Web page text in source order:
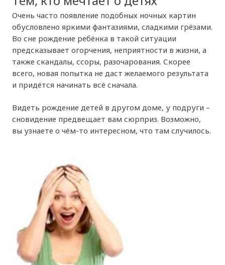
Очень часто появление подобных ночных картин
обусловлено яркими фантазиями, сладкими грёзами.
Во сне рождение ребёнка в такой ситуации
предсказывает огорчения, неприятности в жизни, а
также скандалы, ссоры, разочарования. Скорее
всего, новая попытка не даст желаемого результата
и придётся начинать всё сначала.
Видеть рождение детей в другом доме, у подруги –
сновидение предвещает вам сюрприз. Возможно,
вы узнаете о чём-то интересном, что там случилось.